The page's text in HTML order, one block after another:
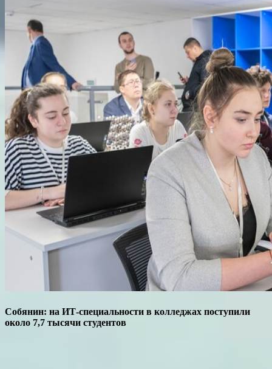
Собянин: на ИТ-специальности в колледжах поступили
около 7,7 тысячи студентов